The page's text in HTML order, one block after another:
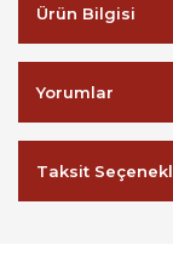
Ürün Bilgisi
Yorumlar
Taksit